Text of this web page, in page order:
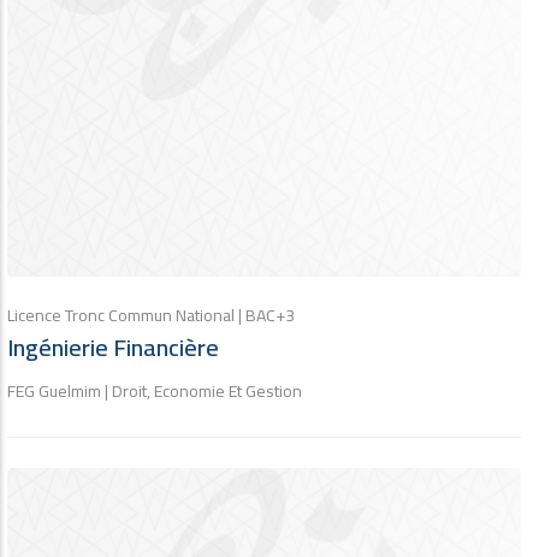
Licence Tronc Commun National | BAC+3
Ingénierie Financière
FEG Guelmim | Droit, Economie Et Gestion